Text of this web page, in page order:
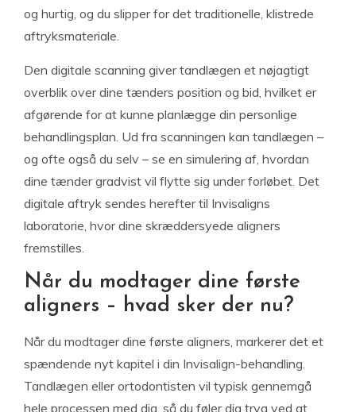
og hurtig, og du slipper for det traditionelle, klistrede
aftryksmateriale.
Den digitale scanning giver tandlægen et nøjagtigt
overblik over dine tænders position og bid, hvilket er
afgørende for at kunne planlægge din personlige
behandlingsplan. Ud fra scanningen kan tandlægen –
og ofte også du selv – se en simulering af, hvordan
dine tænder gradvist vil flytte sig under forløbet. Det
digitale aftryk sendes herefter til Invisaligns
laboratorie, hvor dine skræddersyede aligners
fremstilles.
Når du modtager dine første
aligners – hvad sker der nu?
Når du modtager dine første aligners, markerer det et
spændende nyt kapitel i din Invisalign-behandling.
Tandlægen eller ortodontisten vil typisk gennemgå
hele processen med dig, så du føler dig tryg ved at